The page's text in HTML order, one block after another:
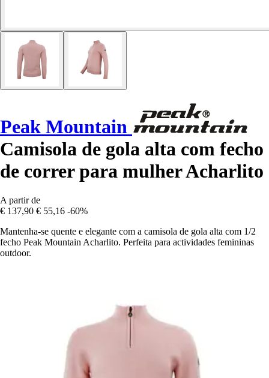
Peak Mountain
Camisola de gola alta com fecho
de correr para mulher Acharlito
A partir de
€ 137,90 € 55,16 -60%
Mantenha-se quente e elegante com a camisola de gola alta com 1/2
fecho Peak Mountain Acharlito. Perfeita para actividades femininas
outdoor.